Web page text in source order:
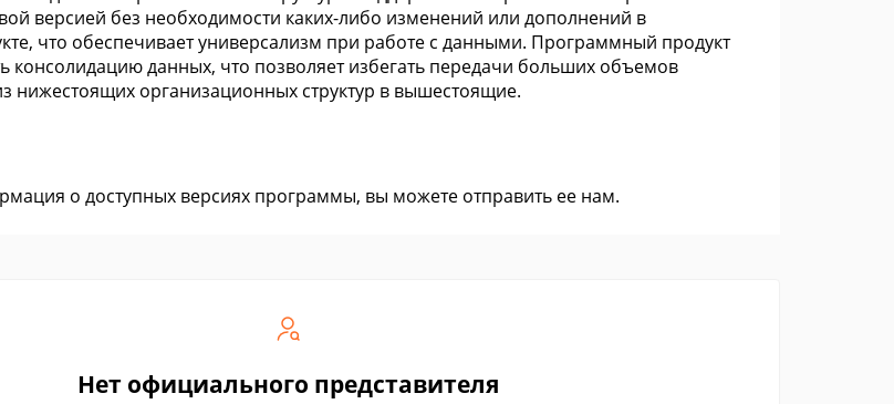
версией без необходимости каких-либо изменений или дополнений в
что обеспечивает универсализм при работе с данными. Программный продукт
консолидацию данных, что позволяет избегать передачи больших объемов
нижестоящих организационных структур в вышестоящие.
о доступных версиях программы, вы можете отправить ее нам.
Нет официального представителя